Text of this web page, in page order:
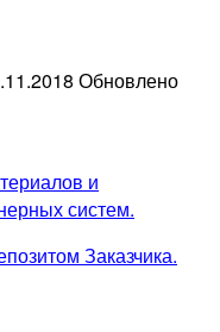
Обновлено
и
систем.
Заказчика.